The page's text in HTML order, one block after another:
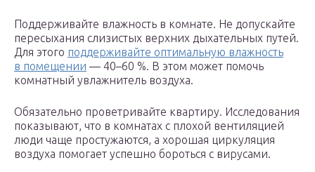
Поддерживайте влажность в комнате. Не допускайте
пересыхания слизистых верхних дыхательных путей.
Для этого поддерживайте оптимальную влажность
в помещении — 40–60 %. В этом может помочь
комнатный увлажнитель воздуха.
Обязательно проветривайте квартиру. Исследования
показывают, что в комнатах с плохой вентиляцией
люди чаще простужаются, а хорошая циркуляция
воздуха помогает успешно бороться с вирусами.